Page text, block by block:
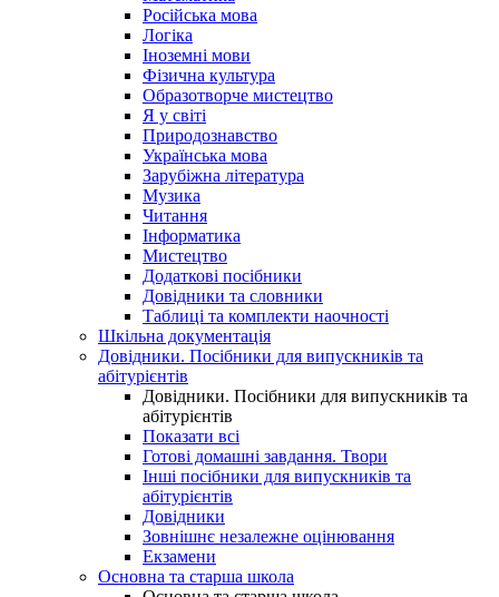
Російська мова
Логіка
Іноземні мови
Фізична культура
Образотворче мистецтво
Я у світі
Природознавство
Українська мова
Зарубіжна література
Музика
Читання
Інформатика
Мистецтво
Додаткові посібники
Довідники та словники
Таблиці та комплекти наочності
Шкільна документація
Довідники. Посібники для випускників та
абітурієнтів
Довідники. Посібники для випускників та
абітурієнтів
Показати всі
Готові домашні завдання. Твори
Інші посібники для випускників та
абітурієнтів
Довідники
Зовнішнє незалежне оцінювання
Екзамени
Основна та старша школа